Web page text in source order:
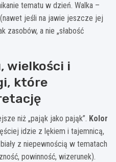
tematu w dzień. Walka –
jeśli na jawie jeszcze jej
zasobów, a nie „słabość
wielkości i
które
niż „pająk jako pająk”. Kolor
idzie z lękiem i tajemnicą,
z niepewnością w tematach
powinność, wizerunek).